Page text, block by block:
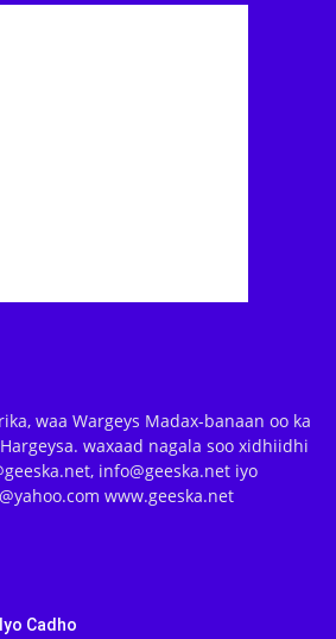
waa Wargeys Madax-banaan oo ka
waxaad nagala soo xidhiidhi
info@geeska.net iyo
www.geeska.net
Cadho